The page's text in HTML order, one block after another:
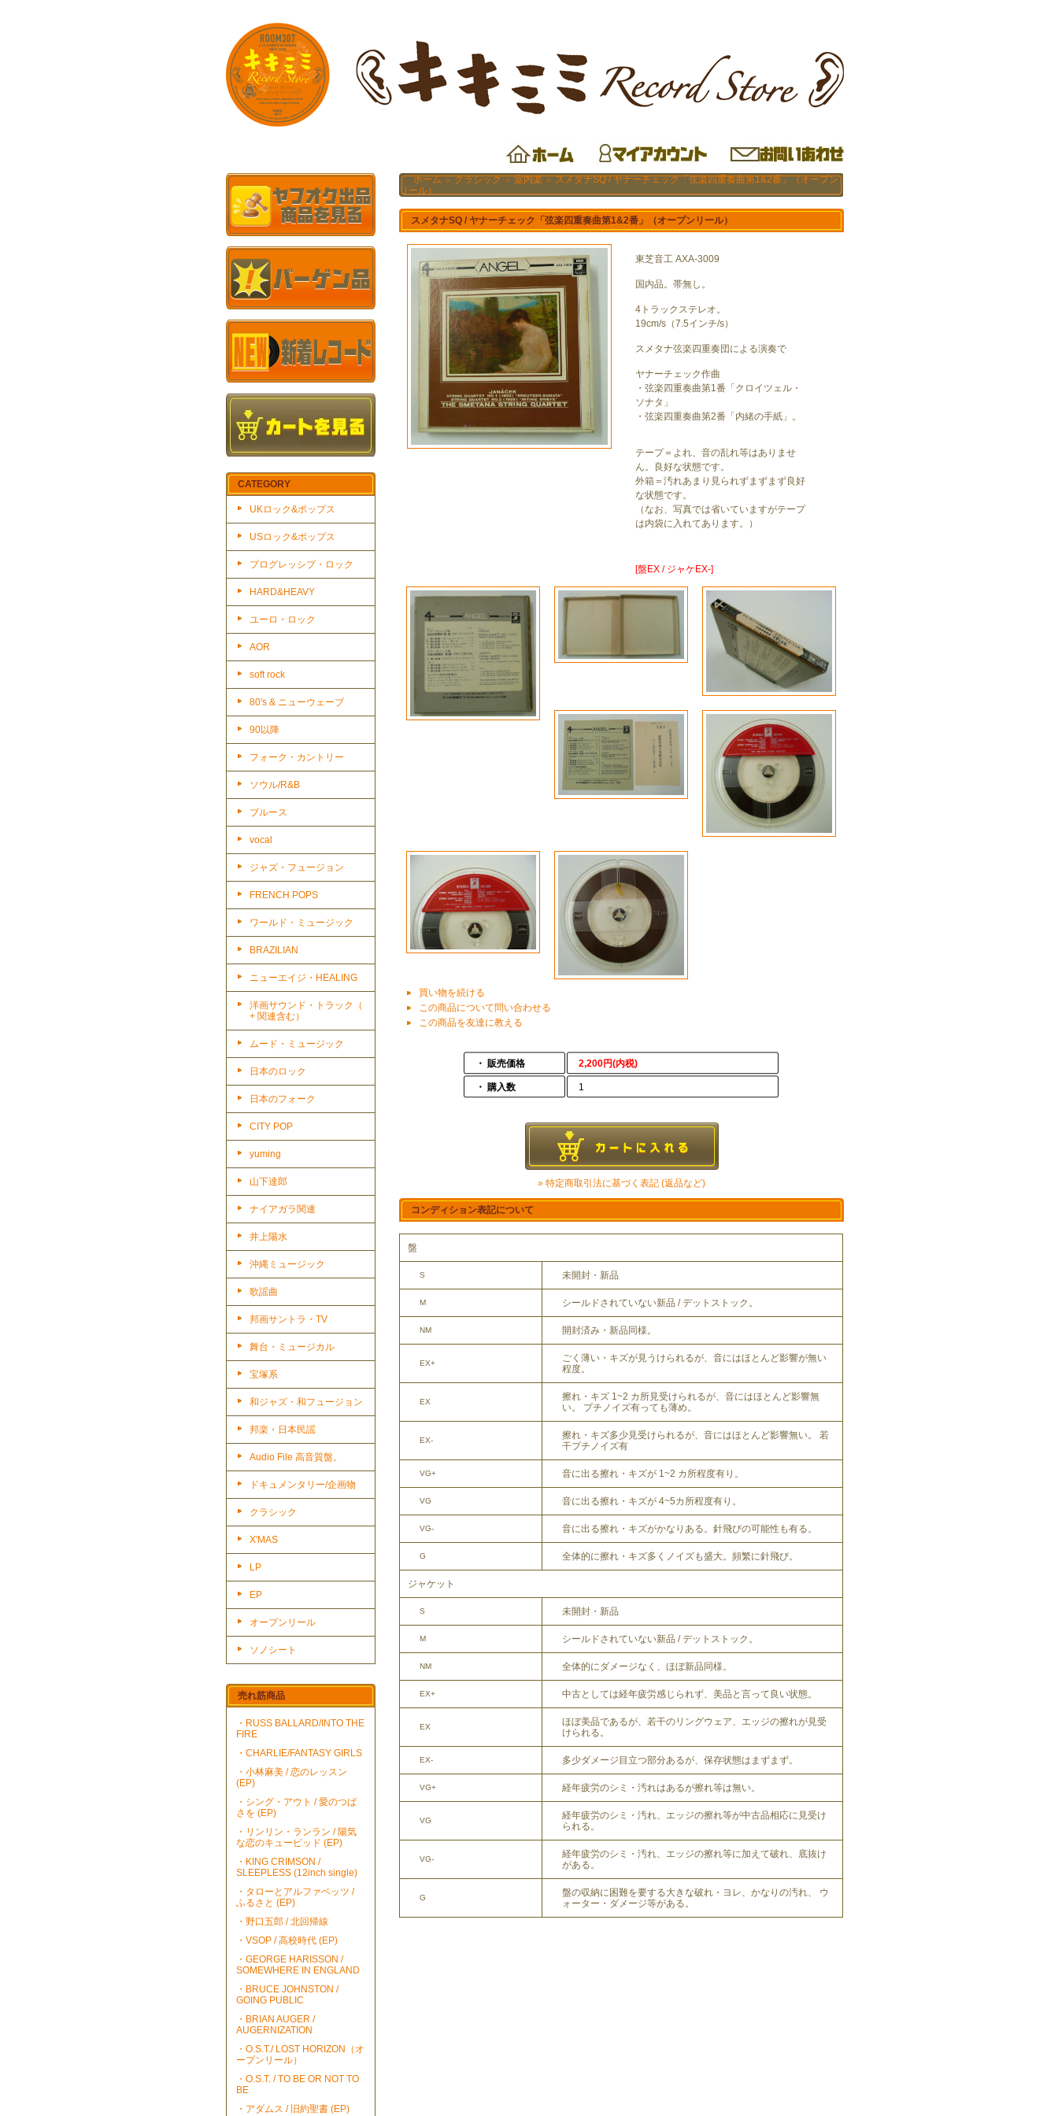
CATEGORY
UKロック&ポップス
USロック&ポップス
プログレッシブ・ロック
HARD&HEAVY
ユーロ・ロック
AOR
soft rock
80's & ニューウェーブ
90以降
フォーク・カントリー
ソウル/R&B
ブルース
vocal
ジャズ・フュージョン
FRENCH POPS
ワールド・ミュージック
BRAZILIAN
ニューエイジ・HEALING
洋画サウンド・トラック（
+ 関連含む）
ムード・ミュージック
日本のロック
日本のフォーク
CITY POP
yuming
山下達郎
ナイアガラ関連
井上陽水
沖縄ミュージック
歌謡曲
邦画サントラ・TV
舞台・ミュージカル
宝塚系
和ジャズ・和フュージョン
邦楽・日本民謡
Audio File 高音質盤。
ドキュメンタリー/企画物
クラシック
X'MAS
LP
EP
オープンリール
ソノシート
売れ筋商品
・RUSS BALLARD/INTO THE
FIRE
・CHARLIE/FANTASY GIRLS
・小林麻美 / 恋のレッスン
(EP)
・シング・アウト / 愛のつば
さを (EP)
・リンリン・ランラン / 陽気
な恋のキューピッド (EP)
・KING CRIMSON /
SLEEPLESS (12inch single)
・タローとアルファベッツ /
ふるさと (EP)
・野口五郎 / 北回帰線
・VSOP / 高校時代 (EP)
・GEORGE HARISSON /
SOMEWHERE IN ENGLAND
・BRUCE JOHNSTON /
GOING PUBLIC
・BRIAN AUGER /
AUGERNIZATION
・O.S.T./ LOST HORIZON（オ
ープンリール）
・O.S.T. / TO BE OR NOT TO
BE
・アダムス / 旧約聖書 (EP)
ホーム ＞ クラシック ＞ 室内楽 ＞ スメタナSQ / ヤナーチェック「弦楽四重奏曲第1&2番」（オープン
リール）
スメタナSQ / ヤナーチェック「弦楽四重奏曲第1&2番」（オープンリール）
東芝音工 AXA-3009
国内品。帯無し。
4トラックステレオ。
19cm/s（7.5インチ/s）
スメタナ弦楽四重奏団による演奏で
ヤナーチェック作曲
・弦楽四重奏曲第1番「クロイツェル・
ソナタ」
・弦楽四重奏曲第2番「内緒の手紙」。
テープ＝よれ、音の乱れ等はありませ
ん。良好な状態です。
外箱＝汚れあまり見られずまずまず良好
な状態です。
（なお、写真では省いていますがテープ
は内袋に入れてあります。）
[盤EX / ジャケEX-]
買い物を続ける
この商品について問い合わせる
この商品を友達に教える
・ 販売価格 2,200円(内税)
・ 購入数 1
» 特定商取引法に基づく表記 (返品など)
コンディション表記について
盤
S 未開封・新品
M シールドされていない新品 / デットストック。
NM 開封済み・新品同様。
EX+
ごく薄い・キズが見うけられるが、音にはほとんど影響が無い
程度。
EX
擦れ・キズ 1~2 カ所見受けられるが、音にはほとんど影響無
い。 プチノイズ有っても薄め。
EX-
擦れ・キズ多少見受けられるが、音にはほとんど影響無い。 若
干プチノイズ有
VG+ 音に出る擦れ・キズが 1~2 カ所程度有り。
VG 音に出る擦れ・キズが 4~5カ所程度有り。
VG- 音に出る擦れ・キズがかなりある。針飛びの可能性も有る。
G 全体的に擦れ・キズ多くノイズも盛大。頻繁に針飛び。
ジャケット
S 未開封・新品
M シールドされていない新品 / デットストック。
NM 全体的にダメージなく、ほぼ新品同様。
EX+ 中古としては経年疲労感じられず、美品と言って良い状態。
EX
ほぼ美品であるが、若干のリングウェア、エッジの擦れが見受
けられる。
EX- 多少ダメージ目立つ部分あるが、保存状態はまずまず。
VG+ 経年疲労のシミ・汚れはあるが擦れ等は無い。
VG
経年疲労のシミ・汚れ、エッジの擦れ等が中古品相応に見受け
られる。
VG-
経年疲労のシミ・汚れ、エッジの擦れ等に加えて破れ、底抜け
がある。
G
盤の収納に困難を要する大きな破れ・ヨレ、かなりの汚れ、 ウ
ォーター・ダメージ等がある。